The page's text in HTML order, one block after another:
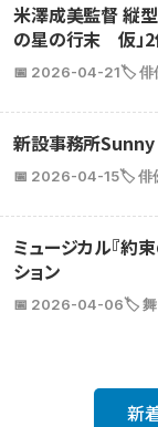
米澤成美監督 縦型
の星の行末 仮」
📅 2026-04-21🏷️ 俳
新設事務所Sunny
📅 2026-04-15🏷️ 俳
ミュージカル『約
ション
📅 2026-04-06🏷️ 舞
新